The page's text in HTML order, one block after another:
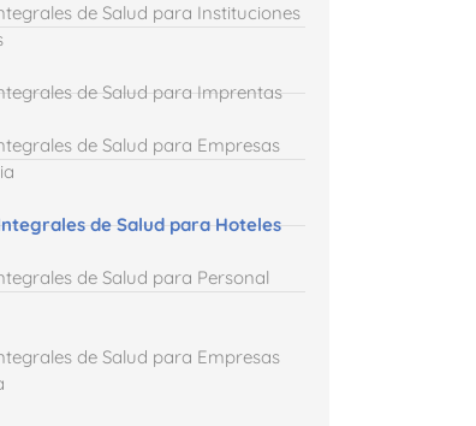
de Salud para Instituciones
de Salud para Imprentas
de Salud para Empresas
de Salud para Hoteles
de Salud para Personal
de Salud para Empresas